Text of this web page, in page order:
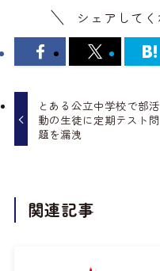
シェアして
とある公立中学校で部活
動の生徒に定期テスト問
題を漏洩
関連記事